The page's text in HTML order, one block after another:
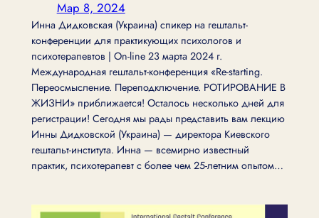
Мар 8, 2024
Инна Дидковская (Украина) спикер на гештальт-
конференции для практикующих психологов и
психотерапевтов | On-line 23 марта 2024 г.
Международная гештальт-конференция «Re-starting.
Переосмысление. Переподключение. РОТИРОВАНИЕ В
ЖИЗНИ» приближается! Осталось несколько дней для
регистрации! Сегодня мы рады представить вам лекцию
Инны Дидковской (Украина) — директора Киевского
гештальт-института. Инна — всемирно известный
практик, психотерапевт с более чем 25-летним опытом…